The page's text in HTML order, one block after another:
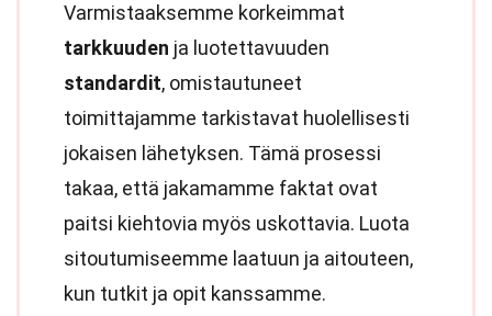
Varmistaaksemme korkeimmat
tarkkuuden ja luotettavuuden
standardit, omistautuneet
toimittajamme tarkistavat huolellisesti
jokaisen lähetyksen. Tämä prosessi
takaa, että jakamamme faktat ovat
paitsi kiehtovia myös uskottavia. Luota
sitoutumiseemme laatuun ja aitouteen,
kun tutkit ja opit kanssamme.